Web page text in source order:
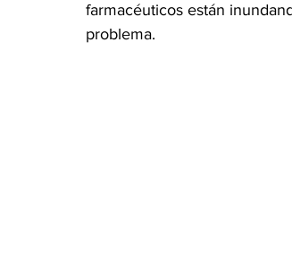
farmacéuticos están
problema.